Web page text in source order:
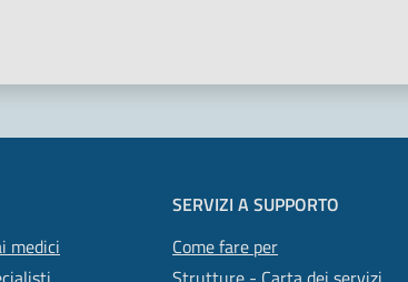
medici
SERVIZI A SUPPORTO
Come fare per